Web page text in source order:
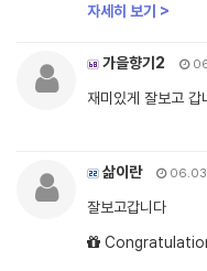
자세히 보기 >
가을향기2
재미있게 잘보고 갑
삶이란 06.03
잘보고갑니다